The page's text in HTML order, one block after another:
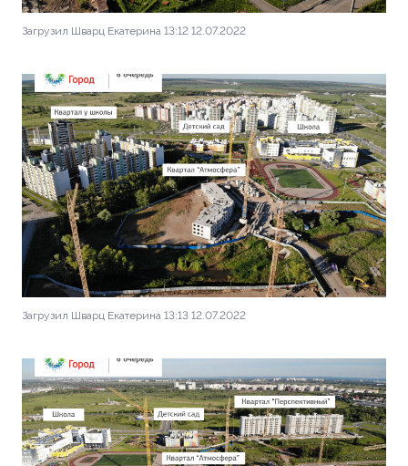
Загрузил Шварц Екатерина 13:12 12.07.2022
Загрузил Шварц Екатерина 13:13 12.07.2022